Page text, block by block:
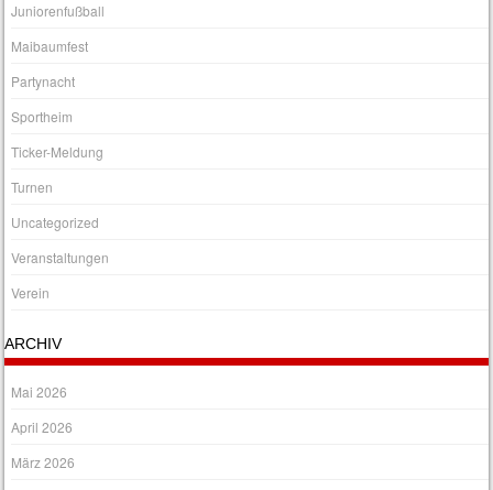
Juniorenfußball
Maibaumfest
Partynacht
Sportheim
Ticker-Meldung
Turnen
Uncategorized
Veranstaltungen
Verein
ARCHIV
Mai 2026
April 2026
März 2026